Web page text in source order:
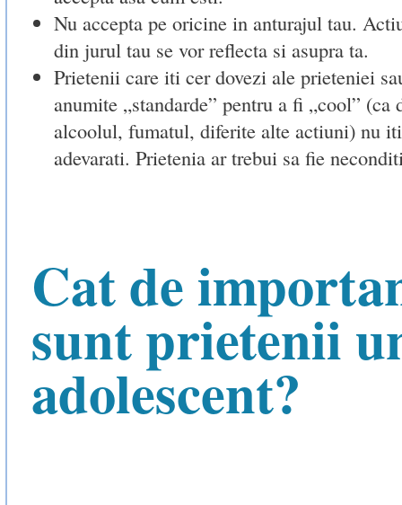
Nu accepta pe oricine in anturajul tau.
din jurul tau se vor reflecta si asupra ta.
Prietenii care iti cer dovezi ale prieteniei
anumite „standarde” pentru a fi „cool” (ca
alcoolul, fumatul, diferite alte actiuni) nu
adevarati. Prietenia ar trebui sa fie
Cat de
sunt prietenii
adolescent?